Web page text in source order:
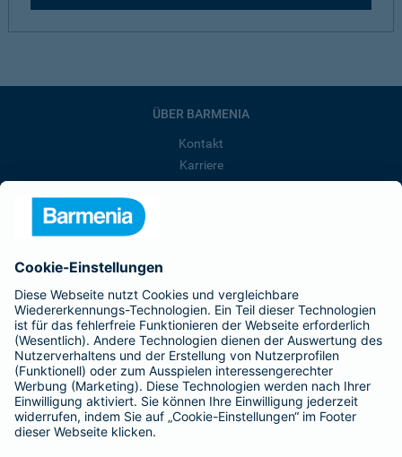
ÜBER BARMENIA
Kontakt
Karriere
Barmenia ist Teil der BarmeniaGothaer
BELIEBTE SEITEN
Kranken-Zusatzversicherung
Tierversicherungen
Haftpflichtversicherung
Hausratversicherung